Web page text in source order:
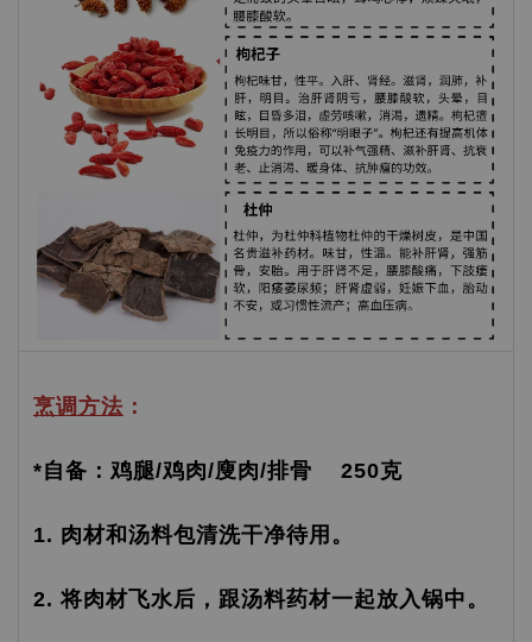
烹调方法 ：
*自备：鸡腿/鸡肉/廋肉/排骨 250克
1. 肉材和汤料包清洗干净待用。
2. 将肉材飞水后，跟汤料药材一起放入锅中。